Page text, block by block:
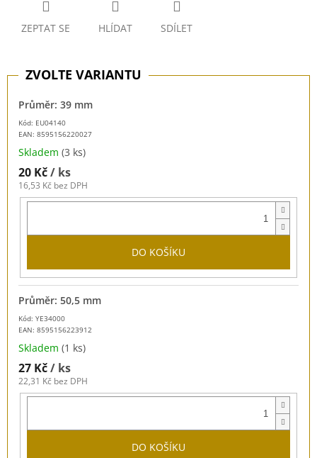
ZEPTAT SE HLÍDAT SDÍLET
Kód: EU04140
EAN: 8595156220027
Průměr: 39 mm
Skladem (3 ks)
20 Kč/ ks
16,53 Kč bez DPH
DO KOŠÍKU
Kód: YE34000
EAN: 8595156223912
Průměr: 50,5 mm
Skladem (1 ks)
27 Kč/ ks
22,31 Kč bez DPH
DO KOŠÍKU